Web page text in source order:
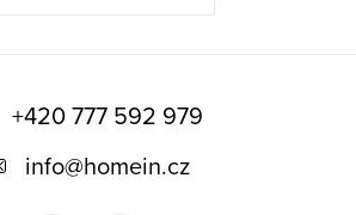
+420 777 592 979
info@homein.cz